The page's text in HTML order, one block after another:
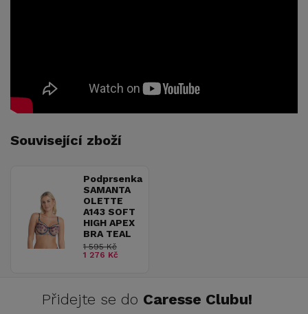
Související zboží
Podprsenka
SAMANTA
OLETTE
A143 SOFT
HIGH APEX
BRA TEAL
1 595 Kč
1 276 Kč
Přidejte se do Caresse Clubu!